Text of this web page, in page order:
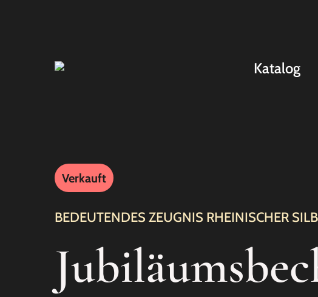
Katalog
Verkauft
BEDEUTENDES ZEUGNIS RHEINISCHER